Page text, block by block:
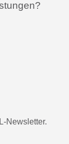
Newsletter.